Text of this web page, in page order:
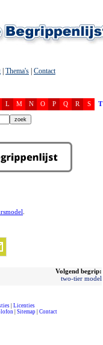
Thema's Contact
L M N O P Q R S T
Volgend begrip:
two-tier model
| Licenties
| Sitemap| Contact